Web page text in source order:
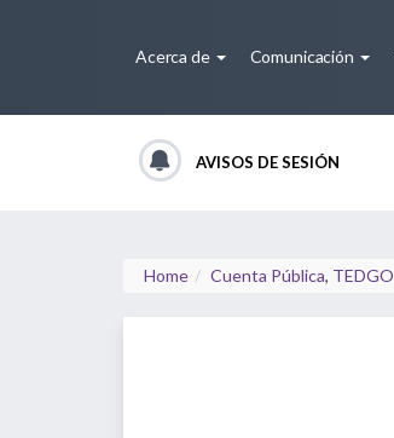
Acerca de Comunicación
AVISOS DE SESIÓN
Home Cuenta Pública, TEDGO